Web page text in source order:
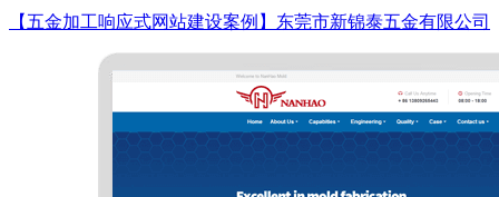
【五金加工响应式网站建设案例】东莞市新锦泰五金有限公司